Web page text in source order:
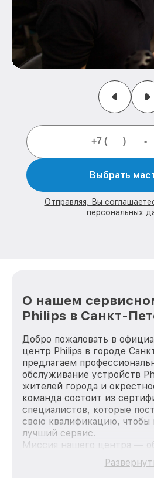
Выбрать
Отправляя, Вы
персональных
О нашем
Philips в Санкт-
Добро пожаловать в
центр Philips в городе
предлагаем
обслуживание устройств
жителей города и
команда состоит из
специалистов, которые
свою квалификацию, чтобы
лучший сервис.
Миссия нашего центра —
качественный и доступный
каждого пользователя